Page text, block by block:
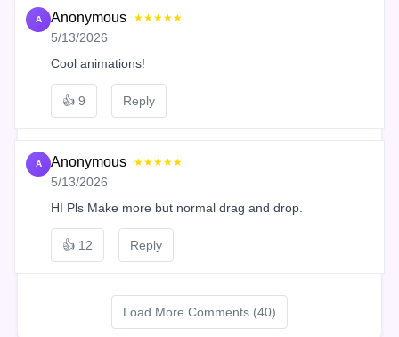
A Anonymous ★★★★★
5/13/2026
Cool animations!
👍 9 Reply
A Anonymous ★★★★★
5/13/2026
HI Pls Make more but normal drag and drop.
👍 12 Reply
Load More Comments (40)